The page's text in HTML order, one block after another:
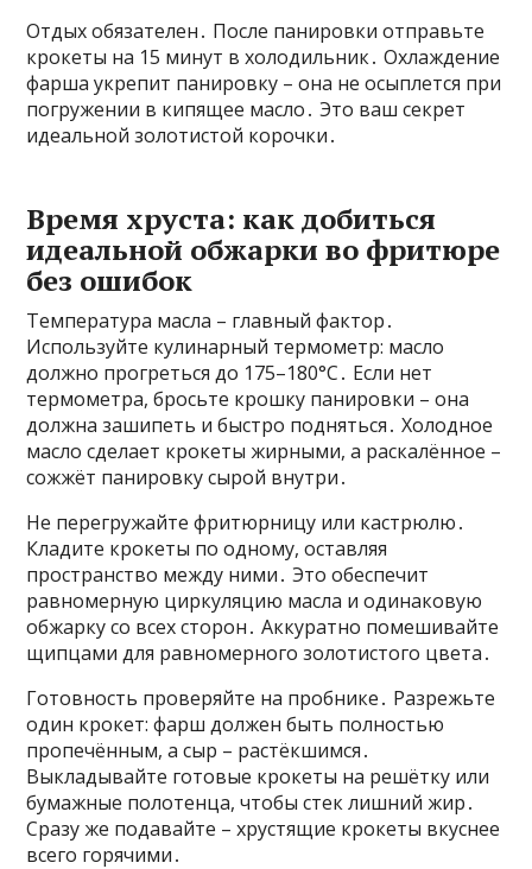
Отдых обязателен․ После панировки отправьте
крокеты на 15 минут в холодильник․ Охлаждение
фарша укрепит панировку – она не осыплется при
погружении в кипящее масло․ Это ваш секрет
идеальной золотистой корочки․
Время хруста: как добиться
идеальной обжарки во фритюре
без ошибок
Температура масла – главный фактор․
Используйте кулинарный термометр: масло
должно прогреться до 175–180°C․ Если нет
термометра, бросьте крошку панировки – она
должна зашипеть и быстро подняться․ Холодное
масло сделает крокеты жирными, а раскалённое –
сожжёт панировку сырой внутри․
Не перегружайте фритюрницу или кастрюлю․
Кладите крокеты по одному, оставляя
пространство между ними․ Это обеспечит
равномерную циркуляцию масла и одинаковую
обжарку со всех сторон․ Аккуратно помешивайте
щипцами для равномерного золотистого цвета․
Готовность проверяйте на пробнике․ Разрежьте
один крокет: фарш должен быть полностью
пропечённым, а сыр – растёкшимся․
Выкладывайте готовые крокеты на решётку или
бумажные полотенца, чтобы стек лишний жир․
Сразу же подавайте – хрустящие крокеты вкуснее
всего горячими․